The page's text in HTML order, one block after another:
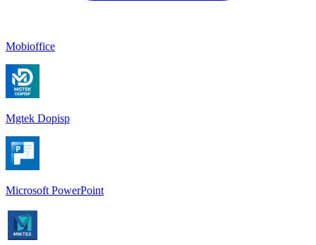
Mobioffice
Mgtek Dopisp
Microsoft PowerPoint